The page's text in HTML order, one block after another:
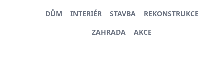
DŮM INTERIÉR STAVBA
REKONSTRUKCE
ZAHRADA
AKCE